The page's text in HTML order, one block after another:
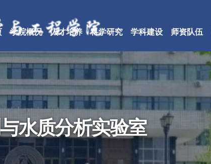
学院概况 人才培养 科学研究 学科建设 师资队伍
水质分析实验室